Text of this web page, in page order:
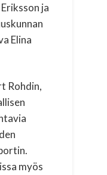
ja
Elina
Rohdin,
myös